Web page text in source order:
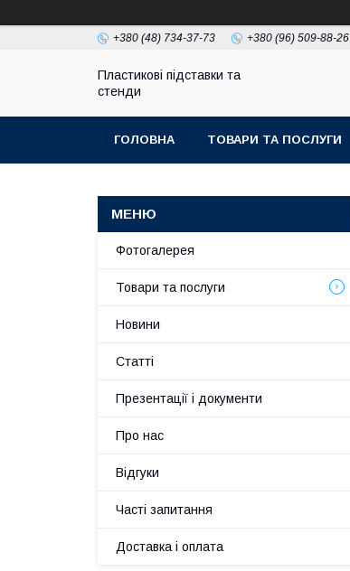
+380 (48) 734-37-73 +380 (96) 509-88-26
Пластикові підставки та
стенди
ГОЛОВНА ТОВАРИ ТА ПОСЛУГИ
Фотогалерея
Товари та послуги
Новини
Статті
Презентації і документи
Про нас
Відгуки
Часті запитання
Доставка і оплата